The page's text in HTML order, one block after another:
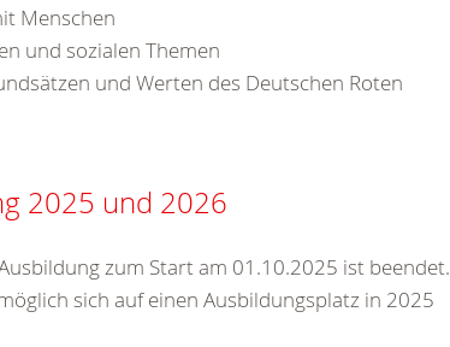
Menschen
und sozialen Themen
und Werten des Deutschen Roten
2025 und 2026
zum Start am 01.10.2025 ist beendet.
sich auf einen Ausbildungsplatz in 2025